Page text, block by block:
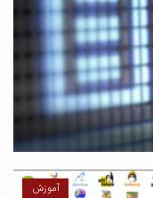
آموزش